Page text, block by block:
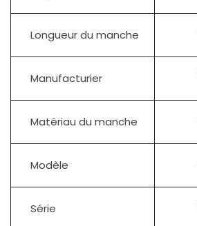
Longueur du manche
Manufacturier
Matériau du manche
Modèle
Série